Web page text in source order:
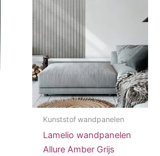
Kunststof wandpanelen
Lamelio wandpanelen
Allure Amber Grijs